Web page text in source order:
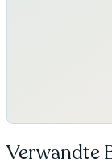
Verwandte